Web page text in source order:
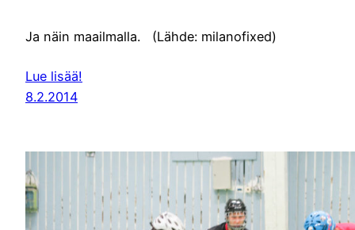
Ja näin maailmalla. (Lähde: milanofixed)
Lue lisää!
8.2.2014